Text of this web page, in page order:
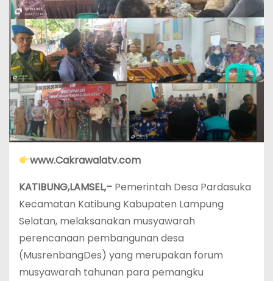
www.Cakrawalatv.com
KATIBUNG,LAMSEL,– Pemerintah Desa Pardasuka
Kecamatan Katibung Kabupaten Lampung
Selatan, melaksanakan musyawarah
perencanaan pembangunan desa
(MusrenbangDes) yang merupakan forum
musyawarah tahunan para pemangku